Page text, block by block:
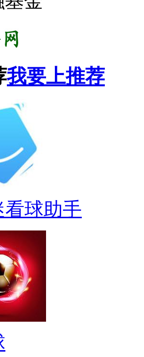
我要上推荐
看球助手